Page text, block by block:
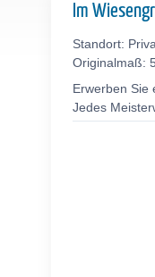
Im
Standort:
Originalmaß:
Erwerben Sie
Jedes